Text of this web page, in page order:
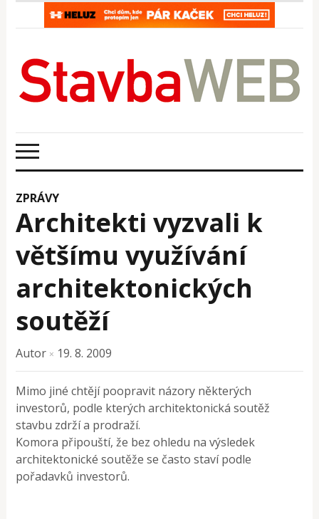
ZPRÁVY
Architekti vyzvali k
většímu využívání
architektonických
soutěží
Autor × 19. 8. 2009
Mimo jiné chtějí poopravit názory některých
investorů, podle kterých architektonická soutěž
stavbu zdrží a prodraží.
Komora připouští, že bez ohledu na výsledek
architektonické soutěže se často staví podle
pořadavků investorů.